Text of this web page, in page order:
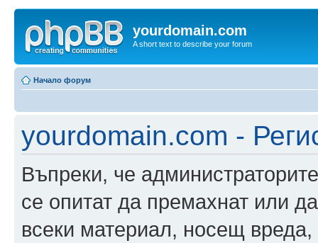
yourdomain.com
A short text to describe your forum
Начало форум
yourdomain.com -
Въпреки, че
се опитат да премахнат или
всеки материал, носещ